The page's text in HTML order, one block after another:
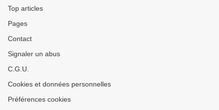
Top articles
Pages
Contact
Signaler un abus
C.G.U.
Cookies et données personnelles
Préférences cookies